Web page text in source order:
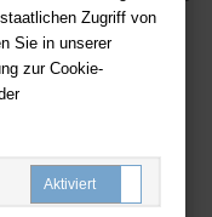
Zugriff von
Sie in unserer
zur Cookie-